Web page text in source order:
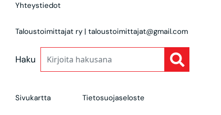
Yhteystiedot
Taloustoimittajat ry | taloustoimittajat@gmail.com
Haku
Sivukartta Tietosuojaseloste